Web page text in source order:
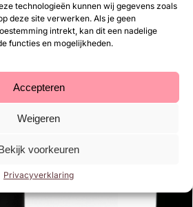
technologieën kunnen wij gegevens zoals
deze site verwerken. Als je geen
intrekt, kan dit een nadelige
functies en mogelijkheden.
Accepteren
Weigeren
voorkeuren
Privacyverklaring
8719564045946
SKU: 68001513
Base & Topgel